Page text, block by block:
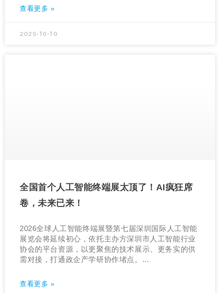
查看更多 »
2025-10-10
全国首个人工智能终端展太顶了！AI疯狂席
卷，未来已来！
2026全球人工智能终端展暨第七届深圳国际人工智能
展览会将延续初心，依托主办方深圳市人工智能行业
协会的平台资源，以更聚焦的技术展示、更务实的供
需对接，打通政企产学研协作堵点。...
查看更多 »